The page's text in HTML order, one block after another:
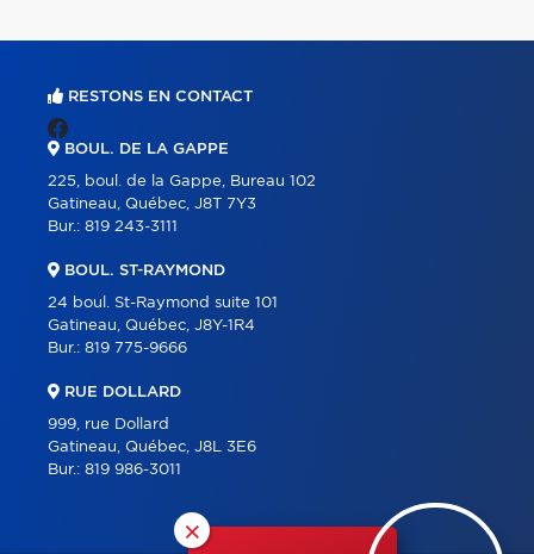
×
RESTONS EN CONTACT
BOUL. DE LA GAPPE
225, boul. de la Gappe, Bureau 102
Gatineau, Québec, J8T 7Y3
Bur.: 819 243-3111
BOUL. ST-RAYMOND
24 boul. St-Raymond suite 101
Gatineau, Québec, J8Y-1R4
Bur.: 819 775-9666
RUE DOLLARD
999, rue Dollard
Gatineau, Québec, J8L 3E6
Bur.: 819 986-3011